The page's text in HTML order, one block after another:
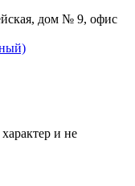
дом № 9, офис
и не